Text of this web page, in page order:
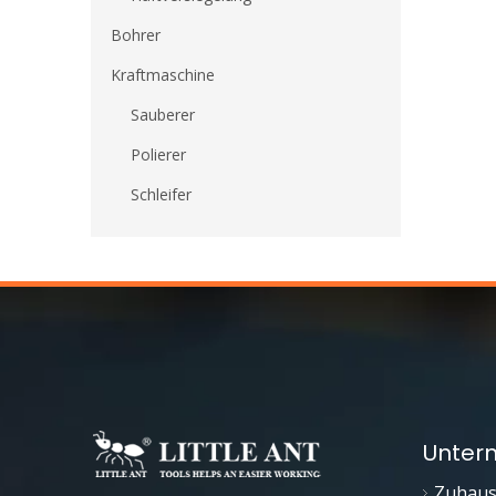
Bohrer
Kraftmaschine
Sauberer
Polierer
Schleifer